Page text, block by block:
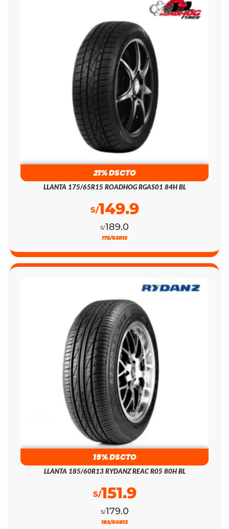
21% DSCTO
LLANTA 175/65R15 ROADHOG RGAS01 84H BL
S/189.0
S/149.9
175/65R15
15% DSCTO
LLANTA 185/60R13 RYDANZ REAC R05 80H BL
S/179.0
S/151.9
185/60R13